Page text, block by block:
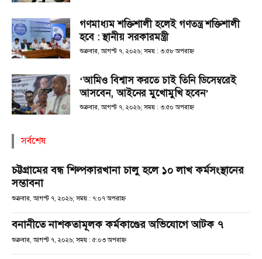
গণমাধ্যম শক্তিশালী হলেই গণতন্ত্র শক্তিশালী
হবে : স্থানীয় সরকারমন্ত্রী
শুক্রবার, আগস্ট ৭, ২০২৬; সময় : ৩:৫৮ অপরাহ্ণ
‘আমিও বিশ্বাস করতে চাই তিনি ডিসেম্বরেই
আসবেন, আইনের মুখোমুখি হবেন’
শুক্রবার, আগস্ট ৭, ২০২৬; সময় : ৩:৫০ অপরাহ্ণ
সর্বশেষ
চট্টগ্রামের বন্ধ শিল্পকারখানা চালু হলে ১০ লাখ কর্মসংস্থানের
সম্ভাবনা
শুক্রবার, আগস্ট ৭, ২০২৬; সময় : ৭:০৭ অপরাহ্ণ
বনানীতে নাশকতামূলক কর্মকাণ্ডের অভিযোগে আটক ৭
শুক্রবার, আগস্ট ৭, ২০২৬; সময় : ৫:০৩ অপরাহ্ণ